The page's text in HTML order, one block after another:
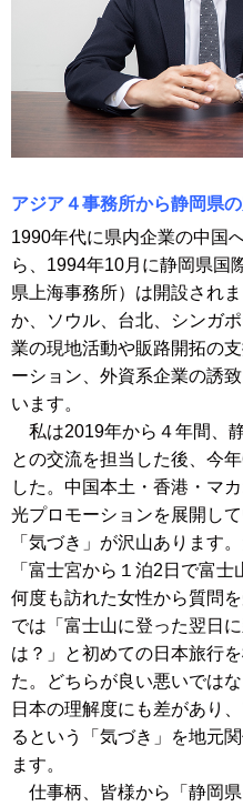
アジア４事務所から静岡県
1990年代に県内企業の中国
ら、1994年10月に静岡県国
県上海事務所）は開設され
か、ソウル、台北、シンガ
業の現地活動や販路開拓の
ーション、外資系企業の誘
います。
私は2019年から４年間、
との交流を担当した後、今
した。中国本土・香港・マ
光プロモーションを展開し
「気づき」が沢山あります
「富士宮から１泊2日で富
何度も訪れた女性から質問
では「富士山に登った翌日
は？」と初めての日本旅行
た。どちらが良い悪いでは
日本の理解度にも差があり
るという「気づき」を地元
ます。
仕事柄、皆様から「静岡